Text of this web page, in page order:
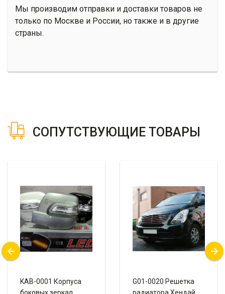
Мы производим отправки и доставки товаров не
только по Москве и России, но также и в другие
страны.
СОПУТСТВУЮЩИЕ ТОВАРЫ
KAB-0001 Корпуса
боковых зеркал
G01-0020 Решетка
радиатора Хендай